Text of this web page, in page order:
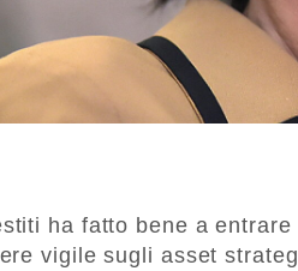
ha fatto bene a
vigile sugli asset